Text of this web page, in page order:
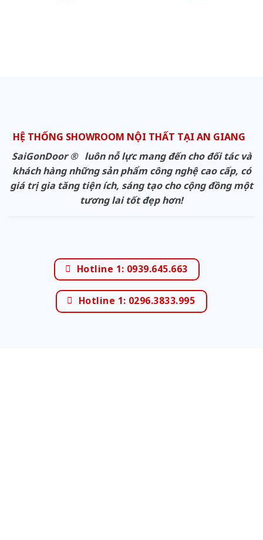
HỆ THỐNG SHOWROOM NỘI THẤT TẠI AN GIANG
SaiGonDoor ® luôn nỗ lực mang đến cho đối tác và
khách hàng những sản phẩm công nghệ cao cấp, có
giá trị gia tăng tiện ích, sáng tạo cho cộng đồng một
tương lai tốt đẹp hơn!
Hotline 1: 0939.645.663
Hotline 1: 0296.3833.995